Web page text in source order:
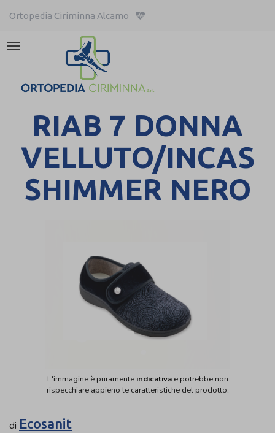
Ortopedia Ciriminna Alcamo
Attiva/disattiva
RIAB 7 DONNA
VELLUTO/INCAS
SHIMMER NERO
L'immagine è puramente indicativae potrebbe non
rispecchiare appieno le caratteristiche del prodotto.
di Ecosanit